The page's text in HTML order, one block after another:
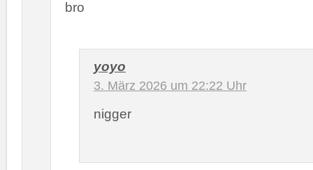
bro
yoyo
3. März 2026 um 22:22 Uhr
nigger